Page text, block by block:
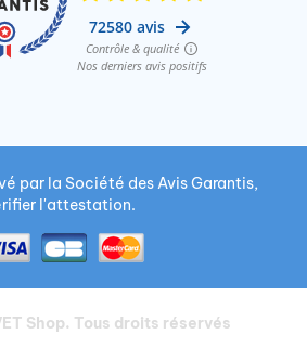
par la Société des Avis Garantis,
l'attestation.
Shop. Tous droits réservés